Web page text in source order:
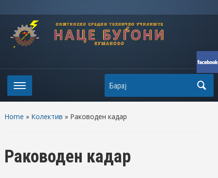
Search
Home » Колектив » Раководен кадар
Раководен кадар